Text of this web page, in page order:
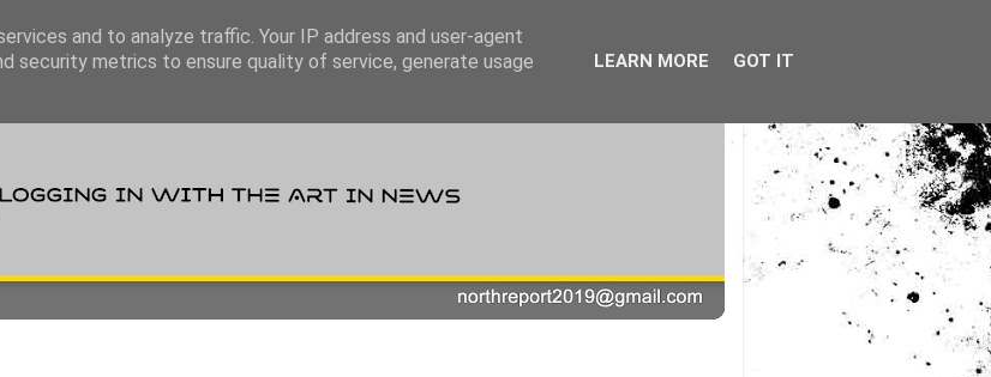
and to analyze traffic. Your IP address and user-agent
security metrics to ensure quality of service, generate usage
LEARN MORE GOT IT